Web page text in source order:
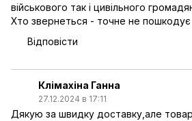
військового так і цивільного
Хто звернеться - точне не пошкодує
Відповісти
Клімахіна Ганна
27.12.2024 в 17:11
Дякую за швидку доставку,але